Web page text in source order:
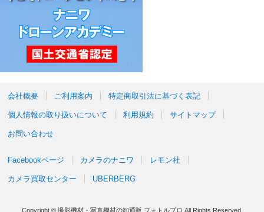
会社概要 ご利用案内 特定商取引法に基づく表記
個人情報の取り扱いについて 利用規約 サイトマップ
お問い合わせ
Facebookページ カメラのナニワ レモン社
カメラ買取センター UBERBERG
Copyright © 撮影機材・写真機材の卸通販 フォトルプロ All Rights Reserved.